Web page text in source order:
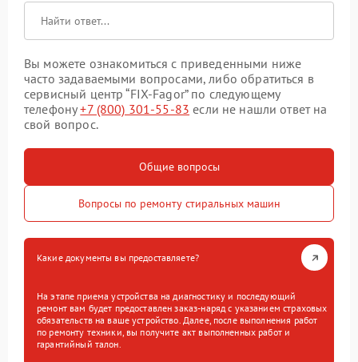
Вы можете ознакомиться с приведенными ниже
часто задаваемыми вопросами, либо обратиться в
сервисный центр “FIX-Fagor” по следующему
телефону+7 (800) 301-55-83 если не нашли ответ на
свой вопрос.
Общие вопросы
Вопросы по ремонту стиральных машин
Какие документы вы предоставляете?
На этапе приема устройства на диагностику и последующий
ремонт вам будет предоставлен заказ-наряд с указанием страховых
обязательств на ваше устройство. Далее, после выполнения работ
по ремонту техники, вы получите акт выполненных работ и
гарантийный талон.